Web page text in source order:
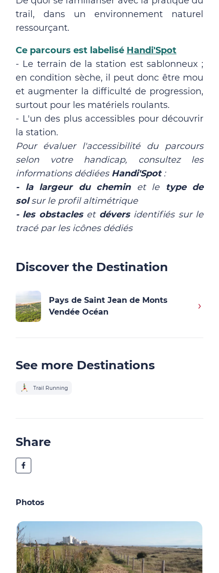
trail, dans un environnement naturel
ressourçant.
Ce parcours est labelisé Handi'Spot
- Le terrain de la station est sablonneux ;
en condition sèche, il peut donc être mou
et augmenter la difficulté de progression,
surtout pour les matériels roulants.
- L'un des plus accessibles pour découvrir
la station.
Pour évaluer l'accessibilité du parcours
selon votre handicap, consultez les
informations dédiées Handi'Spot:
- la largeur du cheminet le
type de
solsur le profil altimétrique
- les obstacleset déversidentifiés sur le
tracé par les icônes dédiés
Discover the Destination
Pays de Saint Jean de Monts
Vendée Océan
See more Destinations
Trail Running
Share
Photos